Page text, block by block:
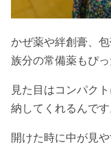
かぜ薬や絆創膏、
族分の常備薬もぴっ
見た目はコンパク
納してくれるんです
開けた時に中が見